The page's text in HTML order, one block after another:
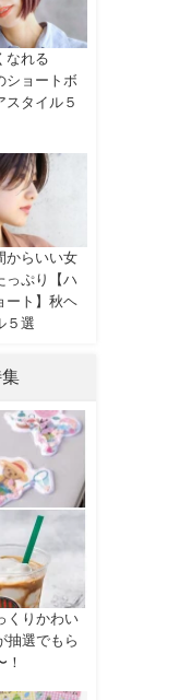
なれる
ョートボ
スタイル５
からいい女
ぷり【ハ
ート】秋ヘ
５選
くりかわい
抽選でもら
！